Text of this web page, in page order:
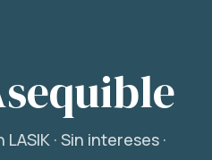
· Sin intereses ·